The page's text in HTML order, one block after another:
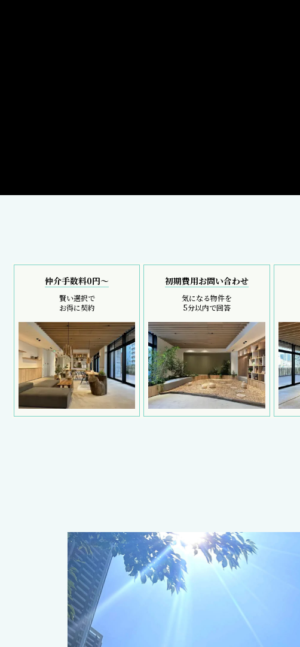
仲介手数料0円～
賢い選択で
お得に契約
初期費用お問い合わせ
気になる物件を
5分以内で回答